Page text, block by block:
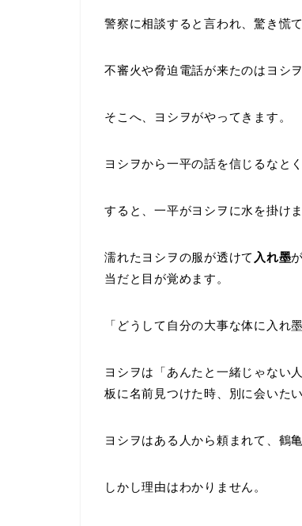
警察に相談すると言われ、驚き慌
不審火や脅迫電話が来たのはヨシ
そこへ、ヨシヲがやってきます。
ヨシヲから一平の話を信じるなと
すると、一平がヨシヲに水を掛けま
濡れたヨシヲの服が透けて 入れ墨
当だと目が覚めます。
「どうして自分の大事な体に入れ
ヨシヲは「あんたと一緒じゃない
板に名前見つけた時、別に会いた
ヨシヲはある人から頼まれて、鶴
しかし理由はわかりません。